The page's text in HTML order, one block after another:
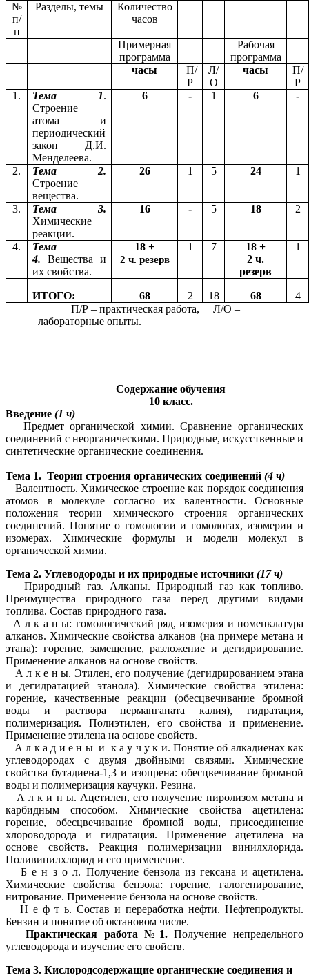
№
п/
п
Разделы, темы
Количество
часов
Примерная
программа
Рабочая
программа
часы
П/
Р
Л/
О
часы
П/
Р
1.
Тема 1.
Строение
атома и
периодический
закон Д.И.
Менделеева.
6 - 1 6 -
2.
Тема 2.
Строение
вещества.
26 1 5 24 1
3.
Тема 3.
Химические
реакции.
16 - 5 18 2
4.
Тема
4. Вещества и
их свойства.
18 +
2 ч. резерв
1 7
18 +
2 ч.
резерв
1
ИТОГО: 68 2 18 68
4
П/Р – практическая работа, Л/О –
лабораторные опыты.
Содержание обучения
10 класс.
Введение (1 ч)
Предмет органической химии. Сравнение органических
соединений с неорганическими. Природные, искусственные и
синтетические органические соединения.
Тема 1. Теория строения органических соединений (4 ч)
Валентность. Химическое строение как порядок соединения
атомов в молекуле согласно их валентности. Основные
положения теории химического строения органических
соединений. Понятие о гомологии и гомологах, изомерии и
изомерах. Химические формулы и модели молекул в
органической химии.
Тема 2. Углеводороды и их природные источники (17 ч)
Природный газ. Алканы. Природный газ как топливо.
Преимущества природного газа перед другими видами
топлива. Состав природного газа.
А л к а н ы: гомологический ряд, изомерия и номенклатура
алканов. Химические свойства алканов (на примере метана и
этана): горение, замещение, разложение и дегидрирование.
Применение алканов на основе свойств.
А л к е н ы. Этилен, его получение (дегидрированием этана
и дегидратацией этанола). Химические свойства этилена:
горение, качественные реакции (обесцвечивание бромной
воды и раствора перманганата калия), гидратация,
полимеризация. Полиэтилен, его свойства и применение.
Применение этилена на основе свойств.
А л к а д и е н ы и к а у ч у к и. Понятие об алкадиенах как
углеводородах с двумя двойными связями. Химические
свойства бутадиена-1,3 и изопрена: обесцвечивание бромной
воды и полимеризация каучуки. Резина.
А л к и н ы. Ацетилен, его получение пиролизом метана и
карбидным способом. Химические свойства ацетилена:
горение, обесцвечивание бромной воды, присоединение
хлороводорода и гидратация. Применение ацетилена на
основе свойств. Реакция полимеризации винилхлорида.
Поливинилхлорид и его применение.
Б е н з о л. Получение бензола из гексана и ацетилена.
Химические свойства бензола: горение, галогенирование,
нитрование. Применение бензола на основе свойств.
Н е ф т ь. Состав и переработка нефти. Нефтепродукты.
Бензин и понятие об октановом числе.
Практическая работа №1.Получение непредельного
углеводорода и изучение его свойств.
Тема 3. Кислородсодержащие органические соединения и